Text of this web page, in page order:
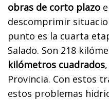
obras de corto plazo
descomprimir
punto es la cuarta
Salado. Son 218
kilómetros cuadrados
Provincia. Con estos
estos problemas